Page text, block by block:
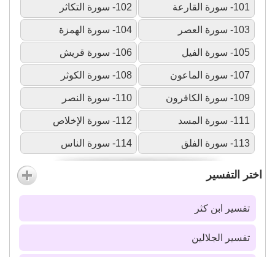
101- سورة القارعة 102- سورة التكاثر
103- سورة العصر 104- سورة الهمزة
105- سورة الفيل 106- سورة قريش
107- سورة الماعون 108- سورة الكوثر
109- سورة الكافرون 110- سورة النصر
111- سورة المسد 112- سورة الإخلاص
113- سورة الفلق 114- سورة الناس
اختر التفسير
تفسير ابن كثر
تفسير الجلالين